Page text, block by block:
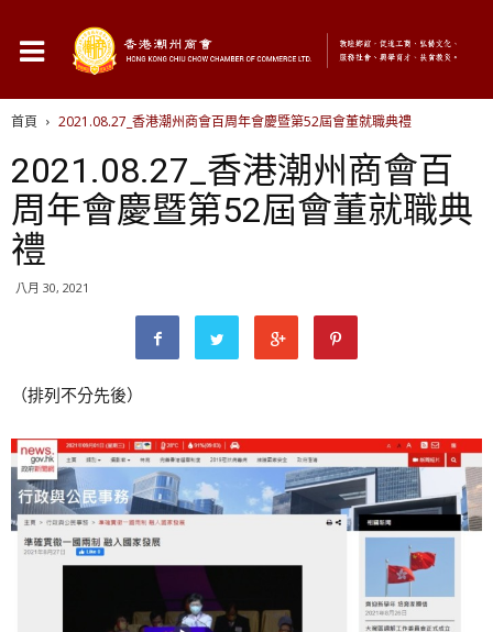
首頁 2021.08.27_香港潮州商會百周年會慶暨第52屆會董就職典禮
2021.08.27_香港潮州商會百
周年會慶暨第52屆會董就職典
禮
八月 30, 2021
（排列不分先後）